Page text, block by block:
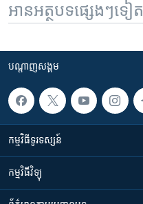
អានអត្ថបទផ្សេងៗទៀត
បណ្តាញ​សង្គម
កម្មវិធី​ទូរទស្សន៍
កម្មវិធី​វិទ្យុ